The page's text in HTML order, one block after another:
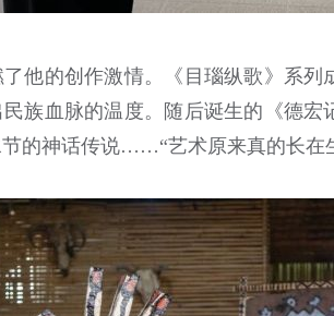
他的创作激情。《目瑙纵歌》系
族血脉的温度。随后诞生的《德
的神话传说……“艺术原来真的长在